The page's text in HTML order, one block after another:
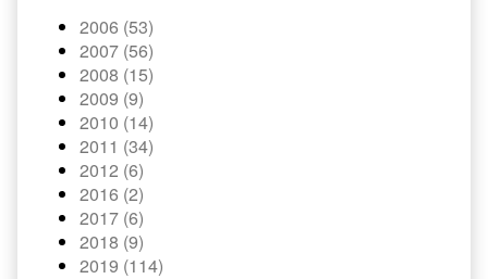
2006 (53)
2007 (56)
2008 (15)
2009 (9)
2010 (14)
2011 (34)
2012 (6)
2016 (2)
2017 (6)
2018 (9)
2019 (114)